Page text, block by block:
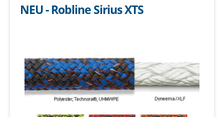
NEU - Robline Sirius XTS